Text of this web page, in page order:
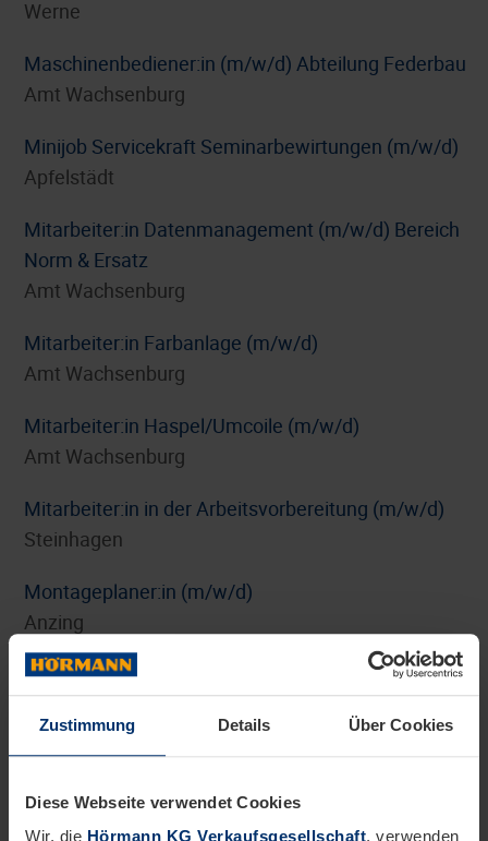
Zustimmung Details Über Cookies
Diese Webseite verwendet Cookies
Wir, die Hörmann KG Verkaufsgesellschaft, verwenden
Werne
Maschinenbediener:in (m/w/d) Abteilung Federbau
Amt Wachsenburg
Minijob Servicekraft Seminarbewirtungen (m/w/d)
Apfelstädt
Mitarbeiter:in Datenmanagement (m/w/d) Bereich
Norm & Ersatz
Amt Wachsenburg
Mitarbeiter:in Farbanlage (m/w/d)
Amt Wachsenburg
Mitarbeiter:in Haspel/Umcoile (m/w/d)
Amt Wachsenburg
Mitarbeiter:in in der Arbeitsvorbereitung (m/w/d)
Steinhagen
Montageplaner:in (m/w/d)
Anzing
Personalreferent:in Benefits und HR-Marketing
(m/w/d)
Steinhagen